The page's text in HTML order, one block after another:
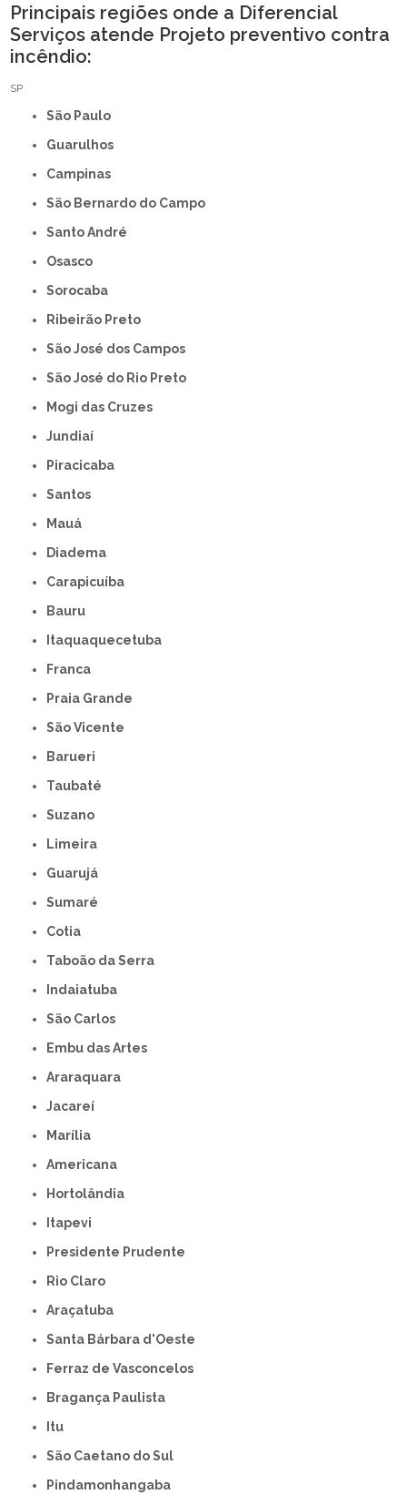
Principais regiões onde a Diferencial
Serviços atende Projeto preventivo contra
incêndio:
SP
São Paulo
Guarulhos
Campinas
São Bernardo do Campo
Santo André
Osasco
Sorocaba
Ribeirão Preto
São José dos Campos
São José do Rio Preto
Mogi das Cruzes
Jundiaí
Piracicaba
Santos
Mauá
Diadema
Carapicuíba
Bauru
Itaquaquecetuba
Franca
Praia Grande
São Vicente
Barueri
Taubaté
Suzano
Limeira
Guarujá
Sumaré
Cotia
Taboão da Serra
Indaiatuba
São Carlos
Embu das Artes
Araraquara
Jacareí
Marília
Americana
Hortolândia
Itapevi
Presidente Prudente
Rio Claro
Araçatuba
Santa Bárbara d'Oeste
Ferraz de Vasconcelos
Bragança Paulista
Itu
São Caetano do Sul
Pindamonhangaba